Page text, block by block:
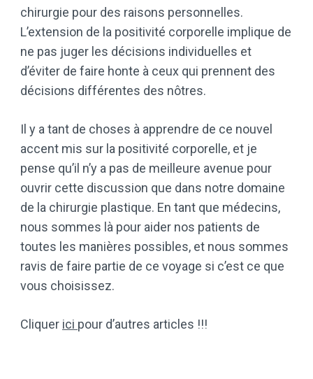
chirurgie pour des raisons personnelles.
L’extension de la positivité corporelle implique de
ne pas juger les décisions individuelles et
d’éviter de faire honte à ceux qui prennent des
décisions différentes des nôtres.
Il y a tant de choses à apprendre de ce nouvel
accent mis sur la positivité corporelle, et je
pense qu’il n’y a pas de meilleure avenue pour
ouvrir cette discussion que dans notre domaine
de la chirurgie plastique. En tant que médecins,
nous sommes là pour aider nos patients de
toutes les manières possibles, et nous sommes
ravis de faire partie de ce voyage si c’est ce que
vous choisissez.
Cliquer ici pour d’autres articles !!!